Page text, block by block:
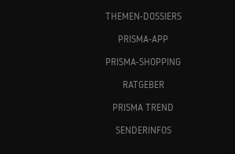
THEMEN-DOSSIERS
PRISMA-APP
PRISMA-SHOPPING
RATGEBER
PRISMA TREND
SENDERINFOS